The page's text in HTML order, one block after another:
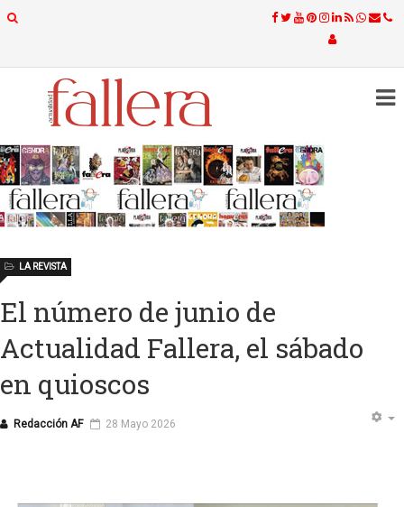
El número de junio de
Actualidad Fallera, el sábado
en quioscos
Redacción AF
LA REVISTA
28 Mayo 2026